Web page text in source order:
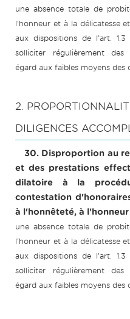
une absence totale de
l'honneur et à la délicatesse
aux dispositions de l'art.
solliciter régulièrement des
égard aux faibles moyens des
2.
DILIGENCES
30. Disproportion au
et des prestations
dilatoire à la
contestation
à l'honnêteté, à
une absence totale de
l'honneur et à la délicatesse
aux dispositions de l'art.
solliciter régulièrement des
égard aux faibles moyens des